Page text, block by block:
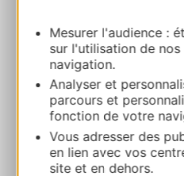
Mesurer l'audience :
sur l'utilisation de
navigation.
Analyser et
parcours et
fonction de votre
Vous adresser des
en lien avec vos
site et en dehors.
4 rue RaffanelLE
Calcola il tuo
04 67 39 81 31
Sito web